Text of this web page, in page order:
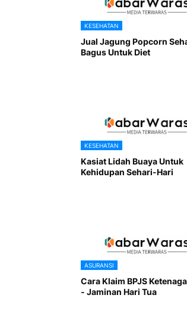
KESEHATAN
Jual Jagung Popcorn
Bagus Untuk Diet
KESEHATAN
Kasiat Lidah Buaya Untuk
Kehidupan Sehari-Hari
ASURANSI
Cara Klaim BPJS
- Jaminan Hari Tua